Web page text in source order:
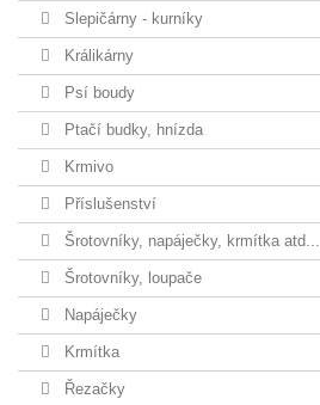
Slepičárny - kurníky
Králikárny
Psí boudy
Ptačí budky, hnízda
Krmivo
Příslušenství
Šrotovníky, napáječky, krmítka atd...
Šrotovníky, loupače
Napáječky
Krmítka
Řezačky